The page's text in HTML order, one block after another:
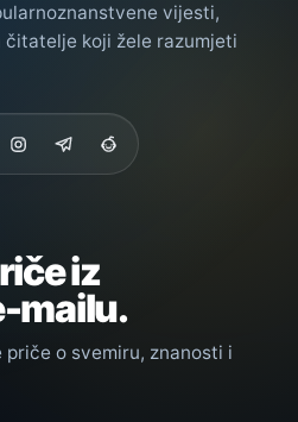
vijesti,
koji žele razumjeti
iz
mailu.
o svemiru, znanosti i